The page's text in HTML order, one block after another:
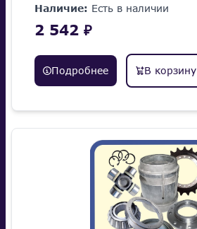
Наличие: Есть в наличии
2 542 ₽
Подробнее В корзину